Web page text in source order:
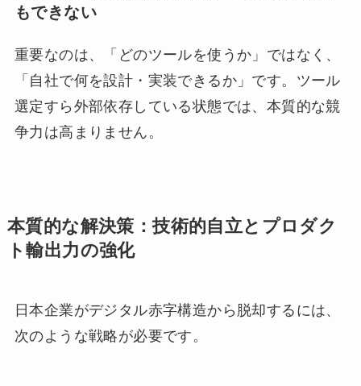
もできない
重要なのは、「どのツールを使うか」ではなく、
「自社で何を設計・実装できるか」です。ツール
選定すら外部依存している状態では、本質的な競
争力は高まりません。
本質的な解決策：技術的自立とプロダク
ト輸出力の強化
日本企業がデジタル赤字構造から脱却するには、
次のような戦略が必要です。